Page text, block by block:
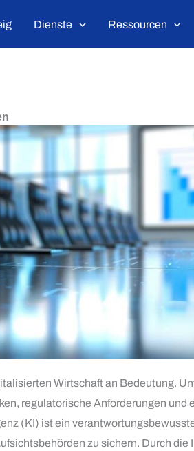
Dienste Ressourcen
Wirtschaft an Bedeutung.
regulatorische Anforderungen und
(KI) ist ein
zu sichern. Durch